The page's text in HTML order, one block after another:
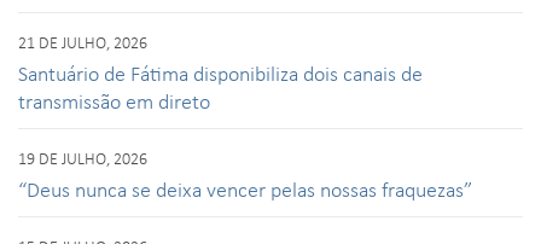
21 DE JULHO, 2026
Santuário de Fátima disponibiliza dois canais de
transmissão em direto
19 DE JULHO, 2026
“Deus nunca se deixa vencer pelas nossas fraquezas”